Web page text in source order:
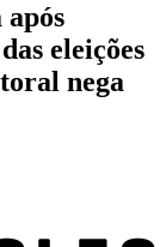
eleições
nega